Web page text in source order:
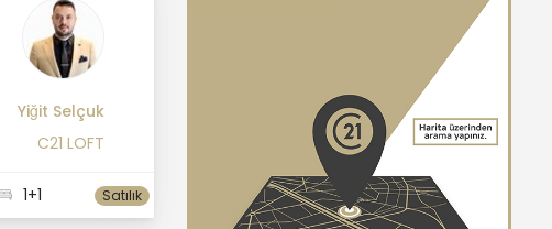
Yiğit Selçuk
C21 LOFT
1+1 Satılık